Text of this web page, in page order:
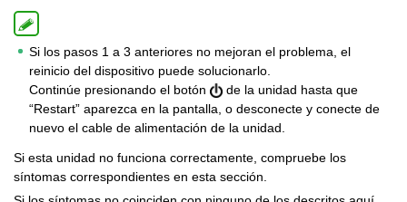
Si los pasos 1 a 3 anteriores no mejoran el problema, el
reinicio del dispositivo puede solucionarlo.
Continúe presionando el botón
de la unidad hasta que
“Restart” aparezca en la pantalla, o desconecte y conecte de
nuevo el cable de alimentación de la unidad.
Si esta unidad no funciona correctamente, compruebe los
síntomas correspondientes en esta sección.